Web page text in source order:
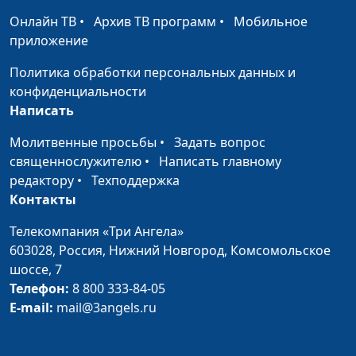
Долгая дорога к
обетованной земле
Валерий Малышев,
Олег Гончаров,
доктор практического
Как Бог дал людям 10
заповедей
Олег Гончаров,
священнослужитель,
доктор практического
Преображение Иисуса
Христа — чудо со
смыслом
Валерий Малышев,
Олег Гончаров,
Онлайн ТВ • Архив ТВ программ • Мобильное
приложение
Политика обработки персональных данных и
конфиденциальности
Написать
Молитвенные просьбы • Задать вопрос
священнослужителю • Написать главному
редактору • Техподдержка
Контакты
Телекомпания «Три Ангела»
603028, Россия, Нижний Новгород, Комсомольское
шоссе, 7
Телефон: 8 800 333-84-05
E-mail: mail@3angels.ru